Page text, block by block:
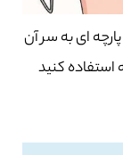
ای به سر آن
استفاده کنید